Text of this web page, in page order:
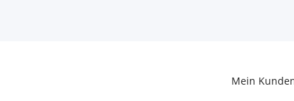
Mein